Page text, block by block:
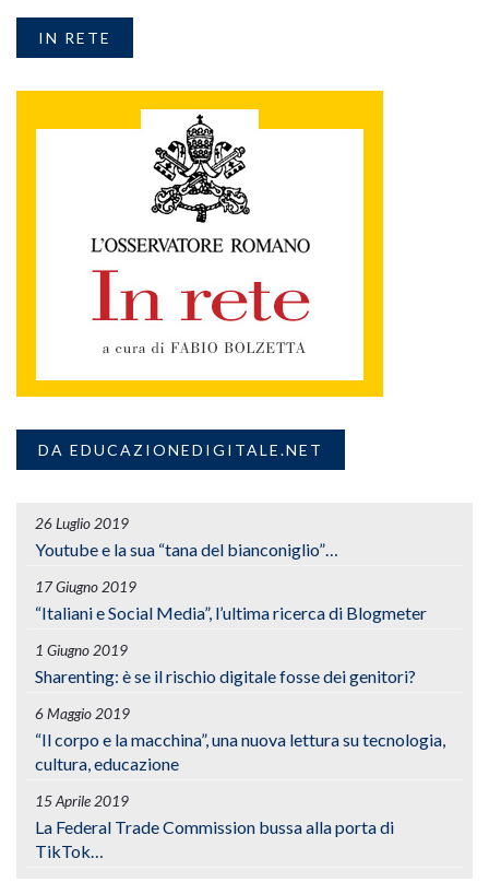
IN RETE
DA EDUCAZIONEDIGITALE.NET
26 Luglio 2019
Youtube e la sua “tana del bianconiglio”…
17 Giugno 2019
“Italiani e Social Media”, l’ultima ricerca di Blogmeter
1 Giugno 2019
Sharenting: è se il rischio digitale fosse dei genitori?
6 Maggio 2019
“Il corpo e la macchina”, una nuova lettura su tecnologia,
cultura, educazione
15 Aprile 2019
La Federal Trade Commission bussa alla porta di
TikTok…